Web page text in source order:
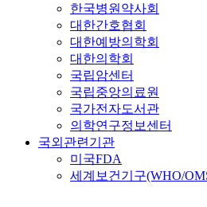
한국병원약사회
대한간호협회
대한예방의학회
대한의학회
국립암센터
국립중앙의료원
국가전자도서관
의학연구정보센터
국외관련기관
미국FDA
세계보건기구(WHO/